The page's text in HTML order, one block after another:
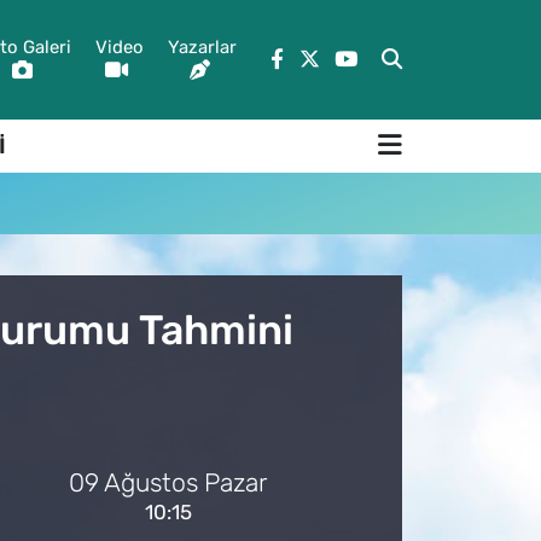
Galeri Video Yazarlar
Tahmini
09 Ağustos Pazar
10:15